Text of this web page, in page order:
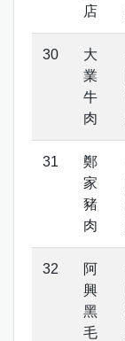
店
大
業
牛
肉
鄭
家
豬
肉
阿
興
黑
毛